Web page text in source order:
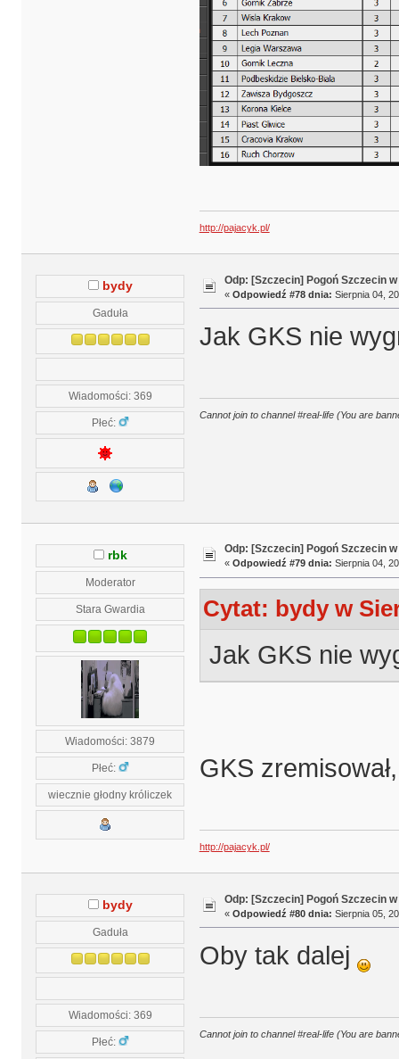
http://pajacyk.pl/
bydy
Gaduła
Wiadomości: 369
Płeć:
Odp: [Szczecin] Pogoń Szczecin
« Odpowiedź #78 dnia: Sierpnia 04,
Jak GKS nie
Cannot join to channel #real-life (You are
rbk
Moderator
Stara Gwardia
Wiadomości: 3879
Płeć:
wiecznie głodny króliczek
Odp: [Szczecin] Pogoń Szczecin
« Odpowiedź #79 dnia: Sierpnia 04,
Cytat: bydy w
Jak GKS nie
GKS
http://pajacyk.pl/
bydy
Gaduła
Wiadomości: 369
Płeć:
Odp: [Szczecin] Pogoń Szczecin
« Odpowiedź #80 dnia: Sierpnia 05,
Oby tak dalej
Cannot join to channel #real-life (You are